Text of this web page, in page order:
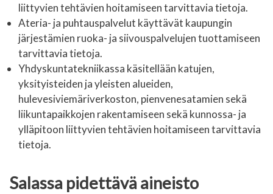
liittyvien tehtävien hoitamiseen tarvittavia tietoja.
Ateria- ja puhtauspalvelut käyttävät kaupungin
järjestämien ruoka- ja siivouspalvelujen tuottamiseen
tarvittavia tietoja.
Yhdyskuntatekniikassa käsitellään katujen,
yksityisteiden ja yleisten alueiden,
hulevesiviemäriverkoston, pienvenesatamien sekä
liikuntapaikkojen rakentamiseen sekä kunnossa- ja
ylläpitoon liittyvien tehtävien hoitamiseen tarvittavia
tietoja.
Salassa pidettävä aineisto